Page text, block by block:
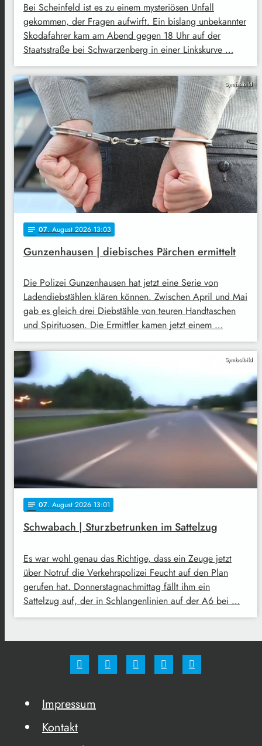
Bei Scheinfeld ist es zu einem mysteriösen Unfall
gekommen, der Fragen aufwirft. Ein bislang unbekannter
Skodafahrer kam am Abend gegen 18 Uhr auf der
Staatsstraße bei Schwarzenberg in einer Linkskurve …
Symbolbild
notes 07. August 2026 13:03
Gunzenhausen | diebisches Pärchen ermittelt
Die Polizei Gunzenhausen hat jetzt eine Serie von
Ladendiebstählen klären können. Zwischen April und Mai
gab es gleich drei Diebstähle von teuren Handtaschen
und Spirituosen. Die Ermittler kamen jetzt einem …
Symbolbild
notes 07. August 2026 13:01
Schwabach | Sturzbetrunken im Sattelzug
Es war wohl genau das Richtige, dass ein Zeuge jetzt
über Notruf die Verkehrspolizei Feucht auf den Plan
gerufen hat. Donnerstagnachmittag fällt ihm ein
Sattelzug auf, der in Schlangenlinien auf der A6 bei …
Impressum
Kontakt